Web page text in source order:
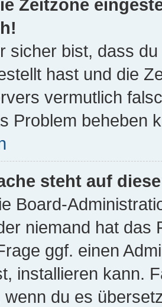
Zeitzone
sicher bist, dass
hast und die
vermutlich
Problem beheben
steht auf
Board-
niemand hat das
ggf. einen
installieren kann.
wenn du es